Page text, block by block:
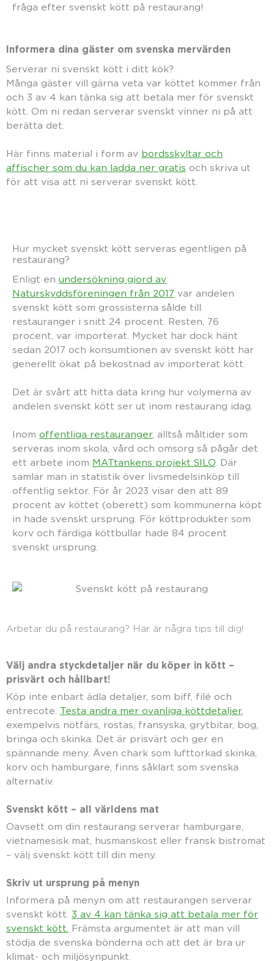
fråga efter svenskt kött på restaurang!
Informera dina gäster om svenska mervärden
Serverar ni svenskt kött i ditt kök?
Många gäster vill gärna veta var köttet kommer från
och 3 av 4 kan tänka sig att betala mer för svenskt
kött. Om ni redan serverar svenskt vinner ni på att
berätta det.
Här finns material i form av bordsskyltar och
affischer som du kan ladda ner gratis och skriva ut
för att visa att ni serverar svenskt kött.
Hur mycket svenskt kött serveras egentligen på
restaurang?
Enligt en undersökning gjord av
Naturskyddsföreningen från 2017 var andelen
svenskt kött som grossisterna sålde till
restauranger i snitt 24 procent. Resten, 76
procent, var importerat. Mycket har dock hänt
sedan 2017 och konsumtionen av svenskt kött har
generellt ökat på bekostnad av importerat kött.
Det är svårt att hitta data kring hur volymerna av
andelen svenskt kött ser ut inom restaurang idag.
Inom offentliga restauranger, alltså måltider som
serveras inom skola, vård och omsorg så pågår det
ett arbete inom MATtankens projekt SILO . Där
samlar man in statistik över livsmedelsinköp till
offentlig sektor. För år 2023 visar den att 89
procent av köttet (oberett) som kommunerna köpt
in hade svenskt ursprung. För köttprodukter som
korv och färdiga köttbullar hade 84 procent
svenskt ursprung.
Arbetar du på restaurang? Här är några tips till dig!
Välj andra styckdetaljer när du köper in kött –
prisvärt och hållbart!
Köp inte enbart ädla detaljer, som biff, filé och
entrecote. Testa andra mer ovanliga köttdetaljer,
exempelvis nötfärs, rostas, fransyska, grytbitar, bog,
bringa och skinka. Det är prisvärt och ger en
spännande meny. Även chark som lufttorkad skinka,
korv och hamburgare, finns såklart som svenska
alternativ.
Svenskt kött – all världens mat
Oavsett om din restaurang serverar hamburgare,
vietnamesisk mat, husmanskost eller fransk bistromat
– välj svenskt kött till din meny.
Skriv ut ursprung på menyn
Informera på menyn om att restaurangen serverar
svenskt kött. 3 av 4 kan tänka sig att betala mer för
svenskt kött. Främsta argumentet är att man vill
stödja de svenska bönderna och att det är bra ur
klimat- och miljösynpunkt.